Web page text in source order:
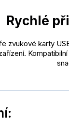
Rychlé
zvukové karty